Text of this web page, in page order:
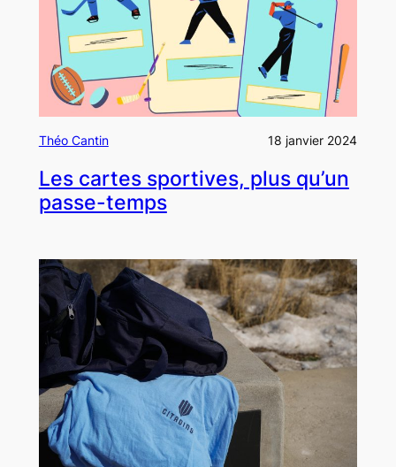
Théo Cantin 18 janvier 2024
Les cartes sportives, plus qu’un
passe-temps